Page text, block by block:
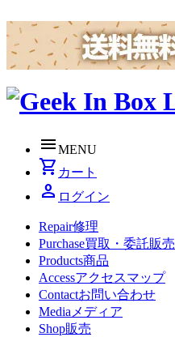
menuMENU
shopping_cart カート
person ログイン
Repair修理
Purchase買取・委託販売
Products商品
Accessアクセスマップ
Contactお問い合わせ
Media メディア
Shop販売